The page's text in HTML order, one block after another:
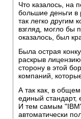
Что казалось, на
большие деньги в
так легко другим
взгляд, могло бы
оказалось, был
Была острая
раскрыв
сторону в этой
компаний,
А так как, в
единый стандарт,
И тем самым
автоматически